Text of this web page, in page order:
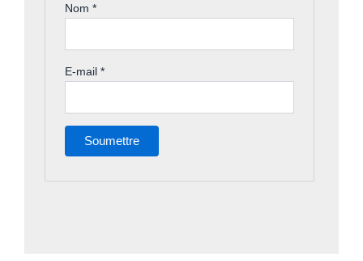
Nom*
E-mail*